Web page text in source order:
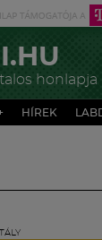
honlapja
HÍREK